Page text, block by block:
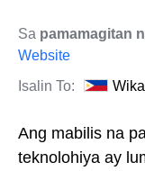
Sa pamamagitan
Website
Isalin To:
Ang mabilis na
teknolohiya ay